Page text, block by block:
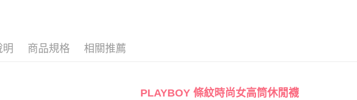
明 商品規格 相關推薦
PLAYBOY 條紋時尚女高筒休閒襪